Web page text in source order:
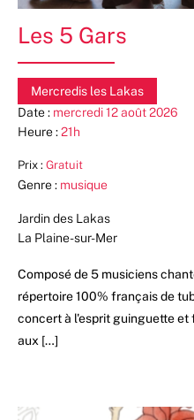
Les 5 Gars
Mercredis les Lakas
Date : mercredi 12 août 2026
Heure :21h
Prix : Gratuit
Genre : musique
Jardin des Lakas
La Plaine-sur-Mer
Composé de 5 musiciens
répertoire 100% français de
concert à l'esprit guinguette et
aux […]